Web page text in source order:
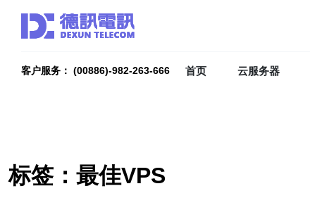
客户服务： (00886)-982-263-666 首页 云服务器
标签：最佳VPS